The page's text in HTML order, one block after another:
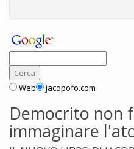
Web jacopofo.com
Democrito non
immaginare